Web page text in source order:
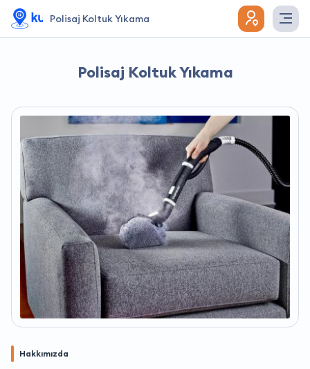
Polisaj Koltuk Yıkama
Polisaj Koltuk Yıkama
Hakkımızda